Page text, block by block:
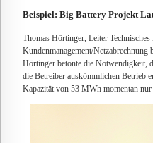
Beispiel: Big Battery Projekt
Thomas Hörtinger, Leiter
Kundenmanagement/
Hörtinger betonte die Notwendigkeit,
die Betreiber auskömmlichen Betrieb
Kapazität von 53 MWh momentan